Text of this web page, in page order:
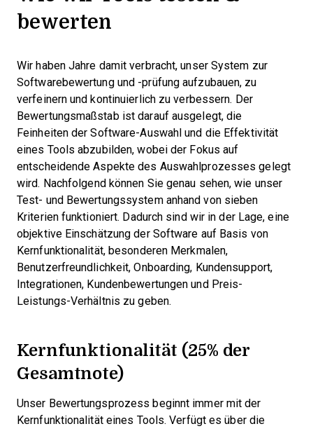
bewerten
Wir haben Jahre damit verbracht, unser System zur
Softwarebewertung und -prüfung aufzubauen, zu
verfeinern und kontinuierlich zu verbessern. Der
Bewertungsmaßstab ist darauf ausgelegt, die
Feinheiten der Software-Auswahl und die Effektivität
eines Tools abzubilden, wobei der Fokus auf
entscheidende Aspekte des Auswahlprozesses gelegt
wird. Nachfolgend können Sie genau sehen, wie unser
Test- und Bewertungssystem anhand von sieben
Kriterien funktioniert. Dadurch sind wir in der Lage, eine
objektive Einschätzung der Software auf Basis von
Kernfunktionalität, besonderen Merkmalen,
Benutzerfreundlichkeit, Onboarding, Kundensupport,
Integrationen, Kundenbewertungen und Preis-
Leistungs-Verhältnis zu geben.
Kernfunktionalität (25% der
Gesamtnote)
Unser Bewertungsprozess beginnt immer mit der
Kernfunktionalität eines Tools. Verfügt es über die